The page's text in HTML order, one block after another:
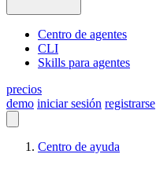
Centro de agentes
CLI
Skills para agentes
precios
demo iniciar sesión registrarse
Centro de ayuda